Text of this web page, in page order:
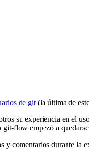
de git (la última de
su experiencia en el
flow empezó a
y comentarios durante la